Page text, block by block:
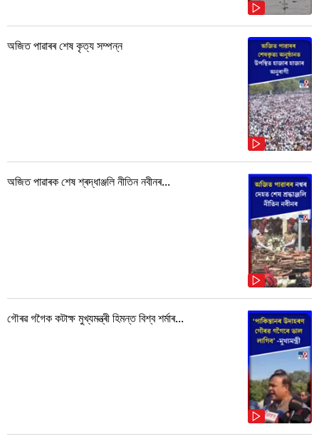
অজিত পাৱাৰৰ শেষ কৃত্য সম্পন্ন
অজিত পাৱাৰক শেষ শ্ৰদ্ধাঞ্জলি নীতিন নবীনৰ...
গৌৰৱ গগৈক কটাক্ষ মুখ্যমন্ত্ৰী হিমন্ত বিশ্ব শৰ্মাৰ...